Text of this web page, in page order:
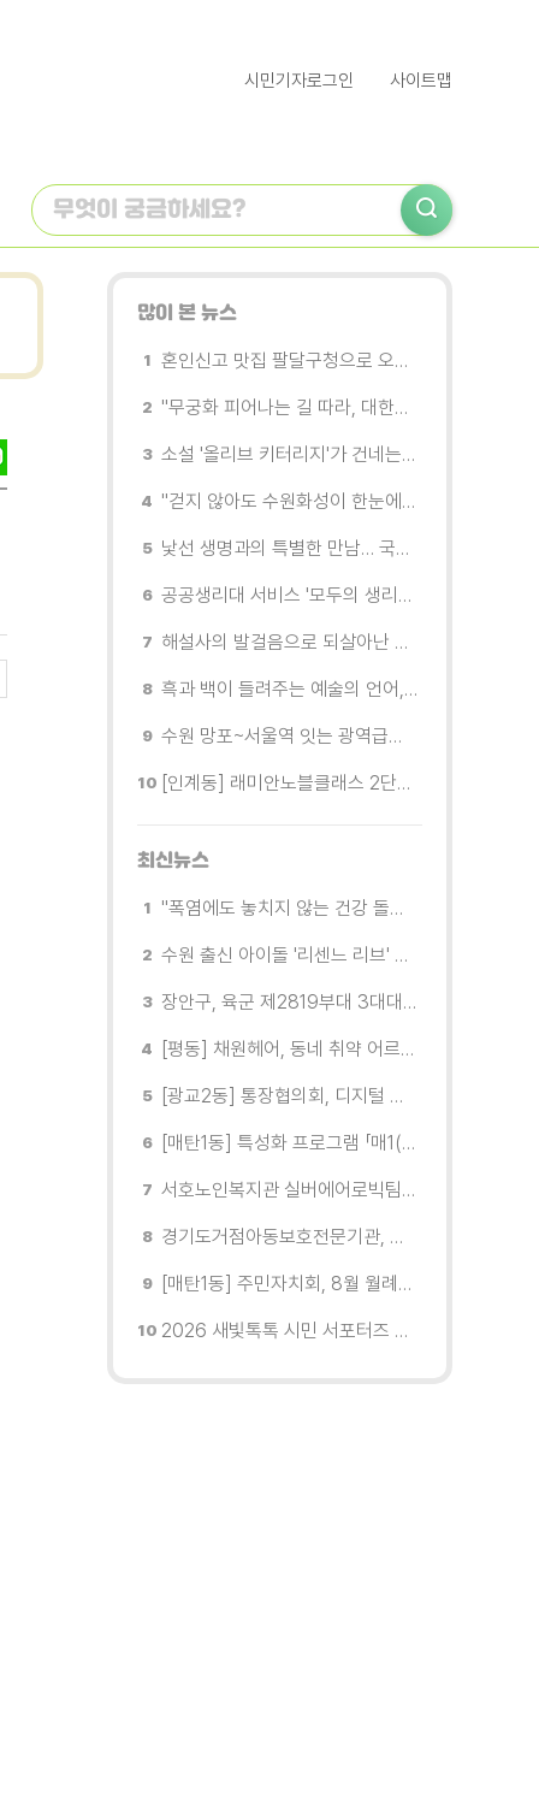
시민기자로그인 사이트맵
많이 본 뉴스
혼인신고 맛집 팔달구청으로 오세요
"무궁화 피어나는 길 따라, 대한민국을 걷는다"
소설 '올리브 키터리지'가 건네는 삶과 연민의 철학
"걷지 않아도 수원화성이 한눈에"…무장애 관광버스 '수원행차' 타보니
낯선 생명과의 특별한 만남… 국제전 《패트리샤 피치니니: 킨쉽》
공공생리대 서비스 '모두의 생리대' 시범 운영...수원시청·4개 구청 등에 지급기 설치
해설사의 발걸음으로 되살아난 수원의 독립운동 역사
흑과 백이 들려주는 예술의 언어, 수원시립미술관 소장품전《블랑 블랙 파노라마》
수원 망포~서울역 잇는 광역급행버스 M5165번, 8월 3일 개통
[인계동] 래미안노블클래스 2단지 경로당, 무더위 속 독거노인에게 '따뜻한 한 끼' 대접
최신뉴스
"폭염에도 놓치지 않는 건강 돌봄" 팔달구보건소 취약계층 안부 살핀다
수원 출신 아이돌 '리센느 리브' 추천! 직접 따라가 본 수원 필수 코스
장안구, 육군 제2819부대 3대대로부터 감사장 받아
[평동] 채원헤어, 동네 취약 어르신을 위한 이미용서비스 무료 지원
[광교2동] 통장협의회, 디지털 교육 실시
[매탄1동] 특성화 프로그램 「매1(일) 친환경 문화학교」 개강
서호노인복지관 실버에어로빅팀, 제2회 협회장배 수원시에어로빅힙합대회 시니어부 단체전'1위'쾌거
경기도거점아동보호전문기관, 학대피해아동가정 회복 및 재학대 예방 나선다
[매탄1동] 주민자치회, 8월 월례회의 개최
2026 새빛톡톡 시민 서포터즈 발대식 현장